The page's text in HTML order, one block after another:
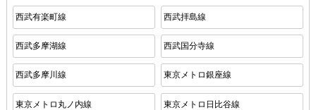
西武有楽町線 西武拝島線
西武多摩湖線 西武国分寺線
西武多摩川線 東京メトロ銀座線
東京メトロ丸ノ内線 東京メトロ日比谷線